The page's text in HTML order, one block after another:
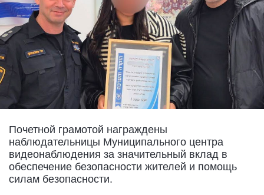
Почетной грамотой награждены
наблюдательницы Муниципального центра
видеонаблюдения за значительный вклад в
обеспечение безопасности жителей и помощь
силам безопасности.